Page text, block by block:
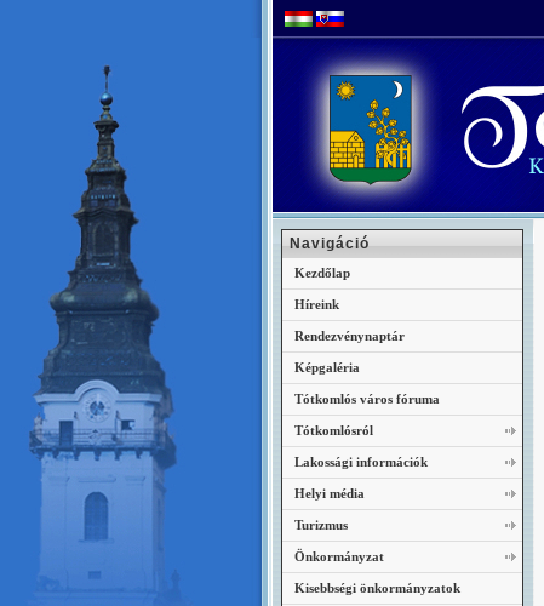
Navigáció
Kezdőlap
Híreink
Rendezvénynaptár
Képgaléria
Tótkomlós város fóruma
Tótkomlósról
Lakossági információk
Helyi média
Turizmus
Önkormányzat
Kisebbségi önkormányzatok